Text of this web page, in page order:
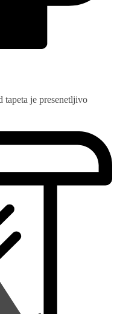
je presenetljivo